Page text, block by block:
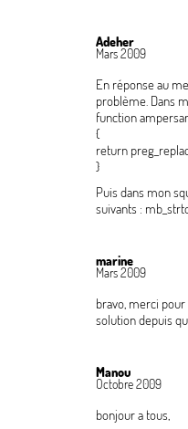
Adeher
Mars 2009
En réponse au
problème. Dans
function
{
return
}
Puis dans mon
suivants :
marine
Mars 2009
bravo, merci
solution depuis
Manou
Octobre 2009
bonjour a tous,